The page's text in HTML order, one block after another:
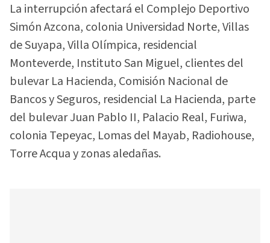
La interrupción afectará el Complejo Deportivo
Simón Azcona, colonia Universidad Norte, Villas
de Suyapa, Villa Olímpica, residencial
Monteverde, Instituto San Miguel, clientes del
bulevar La Hacienda, Comisión Nacional de
Bancos y Seguros, residencial La Hacienda, parte
del bulevar Juan Pablo II, Palacio Real, Furiwa,
colonia Tepeyac, Lomas del Mayab, Radiohouse,
Torre Acqua y zonas aledañas.